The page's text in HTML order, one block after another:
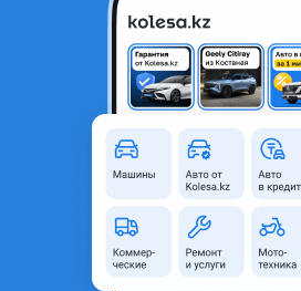
Переднее левое крыло на хюндай соната
Новая
Оригинальность